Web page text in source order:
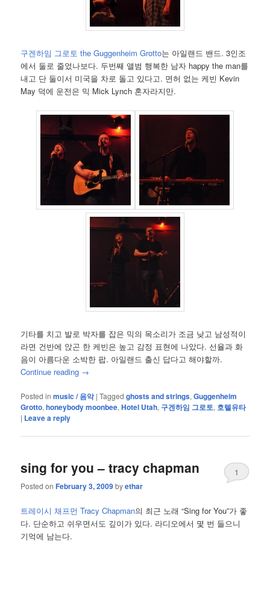
구겐하임 그로토 the Guggenheim Grotto는 아일랜드 밴드. 3인조
에서 둘로 줄었나보다. 두번째 앨범 행복한 남자 happy the man를
내고 단 둘이서 미국을 차로 돌고 있다고. 면허 없는 케빈 Kevin
May 덕에 운전은 믹 Mick Lynch 혼자라지만.
기타를 치고 발로 박자를 잡은 믹의 목소리가 조금 낮고 남성적이
라면 건반에 앉곤 한 케빈은 높고 감정 표현에 나았다. 선율과 화
음이 아름다운 소박한 팝. 아일랜드 출신 답다고 해야할까.
Continue reading →
Posted in music / 음악 |Tagged ghosts and strings,Guggenheim
Grotto,honeybody moonbee,Hotel Utah, 구겐하임 그로토, 호텔유타
| Leave a reply
sing for you – tracy chapman
Posted onFebruary 3, 2009byethar
1
트레이시 채프먼 Tracy Chapman의 최근 노래 “Sing for You”가 좋
다. 단순하고 쉬우면서도 깊이가 있다. 라디오에서 몇 번 들으니
기억에 남는다.